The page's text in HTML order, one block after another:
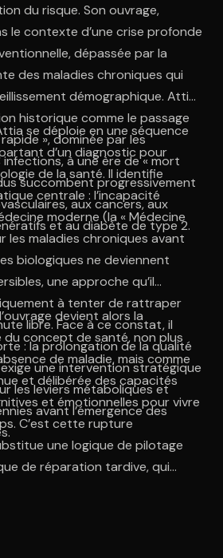
du risque. Son ouvrage,
le contexte d’une crise profonde
dépassée par la
des maladies chroniques qui
démographique. Attia
historique comme le passage
», dominée par les
à une ère de « mort
succombent progressivement
aux cancers, aux
et au diabète de type 2.
se déploie en une séquence
d’un diagnostic pour
de la santé. Il identifie
centrale : l’incapacité
moderne (la « Médecine
les maladies chroniques avant
biologiques ne deviennent
une approche qu’il
à tenter de rattraper
libre. Face à ce constat, il
: la prolongation de la qualité
une intervention stratégique
les leviers métaboliques et
avant l’émergence des
devient alors la
concept de santé, non plus
de maladie, mais comme
et délibérée des capacités
et émotionnelles pour vivre
C’est cette rupture
une logique de pilotage
de réparation tardive, qui
son argumentation et mérite une